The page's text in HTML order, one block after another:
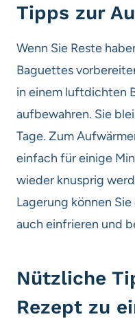
Tipps zur
Wenn Sie Reste
Baguettes
in einem luftdichten
aufbewahren. Sie
Tage. Zum
einfach für einige
wieder knusprig
Lagerung können
auch einfrieren und
Nützliche
Rezept zu